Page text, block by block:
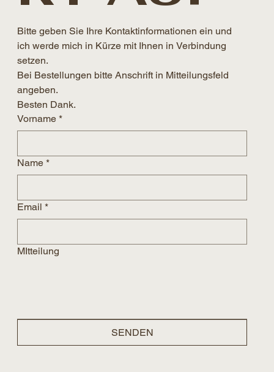
Bitte geben Sie Ihre Kontaktinformationen ein und
ich werde mich in Kürze mit Ihnen in Verbindung
Bei Bestellungen bitte Anschrift in Mitteilungsfeld
angeben.
Besten Dank.
Vorname *
Name *
Email *
MItteilung
SENDEN